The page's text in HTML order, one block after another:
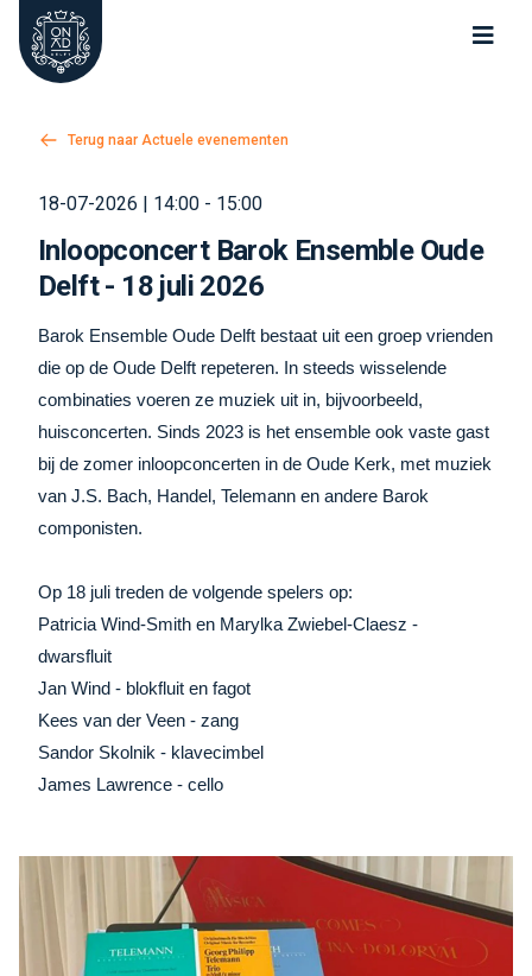
Oude Kerk Nieuwe Kerk Delft
Terug naar Actuele evenementen
18-07-2026 | 14:00 - 15:00
Inloopconcert Barok Ensemble Oude
Delft - 18 juli 2026
Barok Ensemble Oude Delft bestaat uit een groep vrienden
die op de Oude Delft repeteren. In steeds wisselende
combinaties voeren ze muziek uit in, bijvoorbeeld,
huisconcerten. Sinds 2023 is het ensemble ook vaste gast
bij de zomer inloopconcerten in de Oude Kerk, met muziek
van J.S. Bach, Handel, Telemann en andere Barok
componisten.
Op 18 juli treden de volgende spelers op:
Patricia Wind-Smith en Marylka Zwiebel-Claesz -
dwarsfluit
Jan Wind - blokfluit en fagot
Kees van der Veen - zang
Sandor Skolnik - klavecimbel
James Lawrence - cello